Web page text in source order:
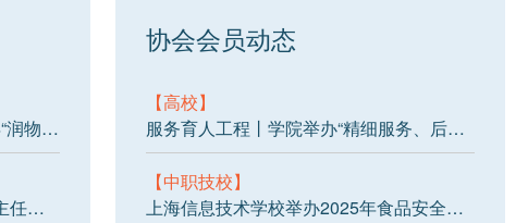
上海农林职业技术学院举行2026 年“润物耕心 护航成长”服务育人工程活动启动仪式
校园环境建设专业委员会四届五次主任秘书长会议顺利召开
协会会员动态
【高校】
服务育人工程丨学院举办“精细服务、后勤筑基”圆桌论坛
【中职技校】
上海信息技术学校举办2025年食品安全突发事件应急演练